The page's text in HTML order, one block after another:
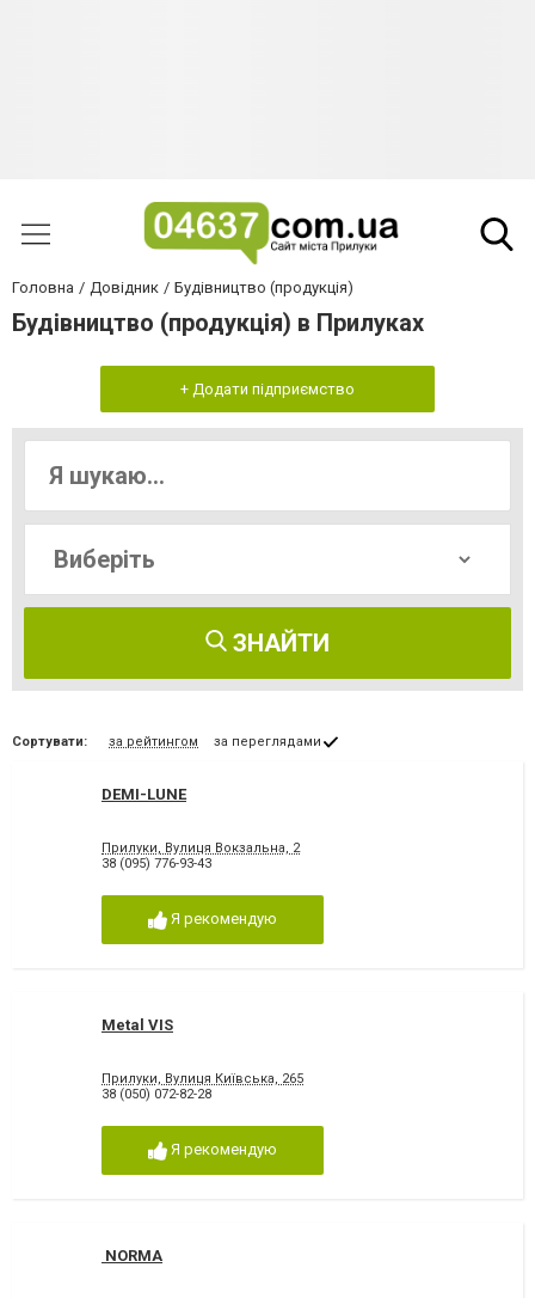
Головна Довідник Будівництво (продукція)
Будівництво (продукція) в Прилуках
+ Додати підприємство
ЗНАЙТИ
Сортувати: за рейтингом за переглядами
DEMI-LUNE
Прилуки, Вулиця Вокзальна, 2
38 (095) 776-93-43
Я рекомендую
Metal VIS
Прилуки, Вулиця Київська, 265
38 (050) 072-82-28
Я рекомендую
NORMA